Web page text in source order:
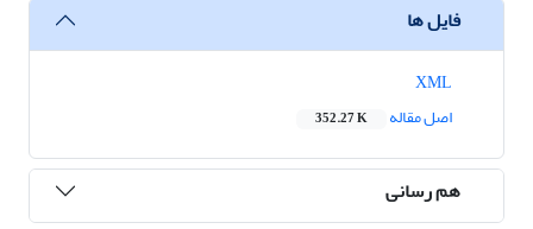
فایل ها
اصل مقاله
352.27 K
هم رسانی